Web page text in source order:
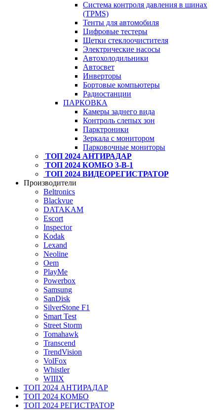
Система контроля давления в шинах
(TPMS)
Тенты для автомобиля
Цифровые тестеры
Щетки стеклоочистителя
Электрические насосы
Автохолодильники
Автосвет
Инверторы
Бортовые компьютеры
Радиостанции
ПАРКОВКА
Камеры заднего вида
Контроль слепых зон
Парктроники
Зеркала с монитором
Парковочные мониторы
ТОП 2024 АНТИРАДАР
ТОП 2024 КОМБО 3-В-1
ТОП 2024 ВИДЕОРЕГИСТРАТОР
Производители
Beltronics
Blackvue
DATAKAM
Escort
Inspector
Kodak
Lexand
Neoline
Oem
PlayMe
Powerbox
Samsung
SanDisk
SilverStone F1
Smart Test
Street Storm
Tomahawk
Transcend
TrendVision
VolFox
Whistler
WIIIX
ТОП 2024 АНТИРАДАР
ТОП 2024 КОМБО
ТОП 2024 РЕГИСТРАТОР